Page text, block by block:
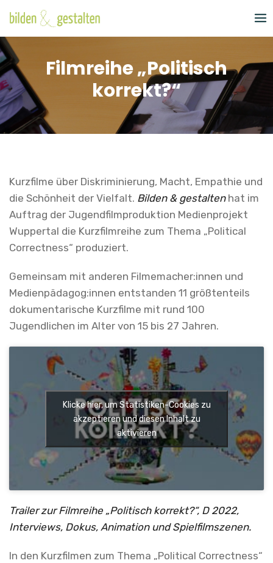
to
content
Filmreihe „Politisch
korrekt?“
Kurzfilme über Diskriminierung, Macht, Empathie und
die Schönheit der Vielfalt. Bilden & gestaltenhat im
Auftrag der Jugendfilmproduktion Medienprojekt
Wuppertal die Kurzfilmreihe zum Thema „Political
Correctness“ produziert.
Gemeinsam mit anderen Filmemacher:innen und
Medienpädagog:innen entstanden 11 größtenteils
dokumentarische Kurzfilme mit rund 100
Jugendlichen im Alter von 15 bis 27 Jahren.
Klicke hier, um Statistiken-Cookies zu
akzeptieren und diesen Inhalt zu
aktivieren
Trailer zur Filmreihe „Politisch korrekt?“, D 2022,
Interviews, Dokus, Animation und Spielfilmszenen.
In den Kurzfilmen zum Thema „Political Correctness“